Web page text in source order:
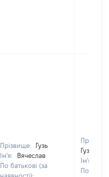
Прізвище:
Гузь
Ім'я:
Вячеслав
По батькові (за
наявності):
Гузь
Ім'я:
По